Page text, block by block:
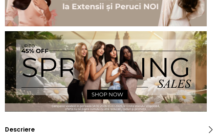
Descriere